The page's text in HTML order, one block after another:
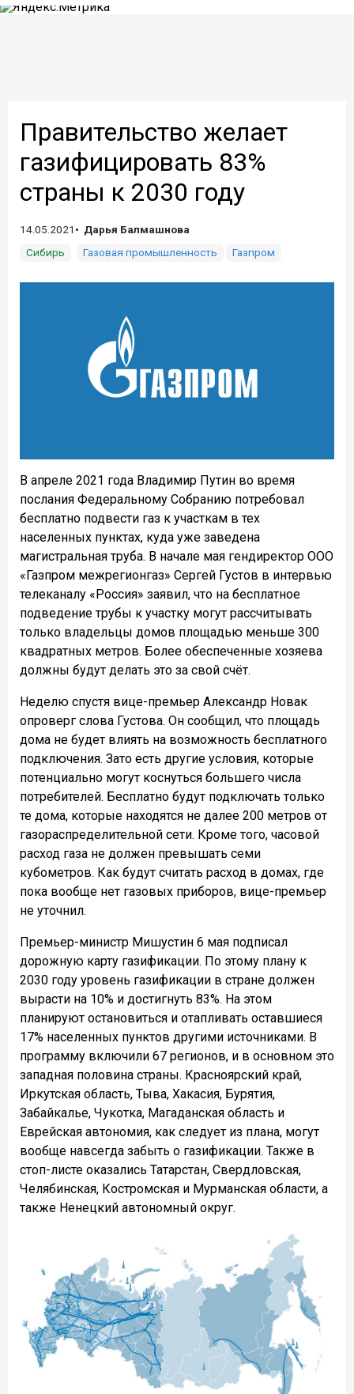
Правительство желает
газифицировать 83%
страны к 2030 году
14.05.2021
Дарья Балмашнова
Сибирь
Газовая промышленность Газпром
В апреле 2021 года Владимир Путин во время
послания Федеральному Собранию потребовал
бесплатно подвести газ к участкам в тех
населенных пунктах, куда уже заведена
магистральная труба. В начале мая гендиректор ООО
«Газпром межрегионгаз» Сергей Густов в интервью
телеканалу «Россия» заявил, что на бесплатное
подведение трубы к участку могут рассчитывать
только владельцы домов площадью меньше 300
квадратных метров. Более обеспеченные хозяева
должны будут делать это за свой счёт.
Неделю спустя вице-премьер Александр Новак
опроверг слова Густова. Он сообщил, что площадь
дома не будет влиять на возможность бесплатного
подключения. Зато есть другие условия, которые
потенциально могут коснуться большего числа
потребителей. Бесплатно будут подключать только
те дома, которые находятся не далее 200 метров от
газораспределительной сети. Кроме того, часовой
расход газа не должен превышать семи
кубометров. Как будут считать расход в домах, где
пока вообще нет газовых приборов, вице-премьер
не уточнил.
Премьер-министр Мишустин 6 мая подписал
дорожную карту газификации. По этому плану к
2030 году уровень газификации в стране должен
вырасти на 10% и достигнуть 83%. На этом
планируют остановиться и отапливать оставшиеся
17% населенных пунктов другими источниками. В
программу включили 67 регионов, и в основном это
западная половина страны. Красноярский край,
Иркутская область, Тыва, Хакасия, Бурятия,
Забайкалье, Чукотка, Магаданская область и
Еврейская автономия, как следует из плана, могут
вообще навсегда забыть о газификации. Также в
стоп-листе оказались Татарстан, Свердловская,
Челябинская, Костромская и Мурманская области, а
также Ненецкий автономный округ.